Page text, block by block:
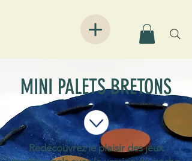
MINI PALETS BRETONS
Redécouvrez le plaisir des jeux